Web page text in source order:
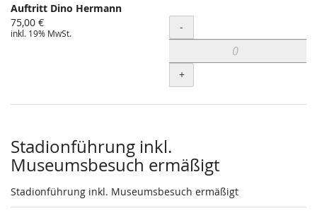
Auftritt Dino Hermann
75,00 €
inkl. 19% MwSt. Menge
-
+
Stadionführung inkl.
Museumsbesuch ermäßigt
Stadionführung inkl. Museumsbesuch ermäßigt